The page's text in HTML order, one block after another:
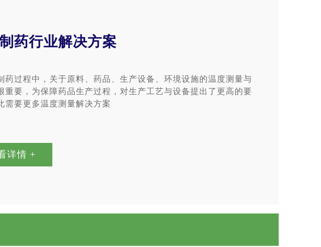
药行业解决方案
药过程中，关于原料、药品、生产设备、环境设施的温度测量与
重要，为保障药品生产过程，对生产工艺与设备提出了更高的要
需要更多温度测量解决方案
详情 +